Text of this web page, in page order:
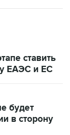
ставить
ЕАЭС и ЕС
будет
в сторону